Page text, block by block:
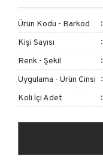
Ürün Kodu - Barkod
Kişi Sayısı
Renk - Şekil
Uygulama - Ürün Cinsi
Koli İçi Adet